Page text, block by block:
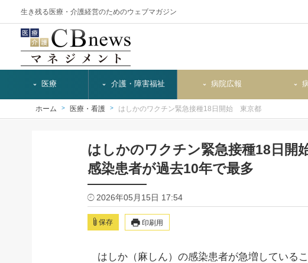
生き残る医療・介護経営のためのウェブマガジン
医療 介護・障害福祉 病院広報
ホーム 医療・看護 はしかのワクチン緊急接種18日開始 東京都
はしかのワクチン緊急接種18日
感染患者が過去10年で最多
2026年05月15日 17:54
保存 印刷用
はしか（麻しん）の感染患者が急増している